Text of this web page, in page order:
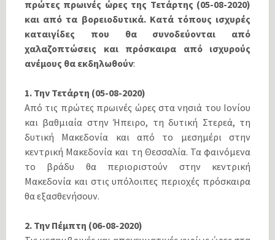
πρώτες πρωινές ώρες της Τετάρτης (05-08-2020)
και από τα βορειοδυτικά. Κατά τόπους ισχυρές
καταιγίδες που θα συνοδεύονται από
χαλαζοπτώσεις και πρόσκαιρα από ισχυρούς
ανέμους θα εκδηλωθούν:
1. Την Τετάρτη (05-08-2020)
Από τις πρώτες πρωινές ώρες στα νησιά του Ιονίου
και βαθμιαία στην Ήπειρο, τη δυτική Στερεά, τη
δυτική Μακεδονία και από το μεσημέρι στην
κεντρική Μακεδονία και τη Θεσσαλία. Τα φαινόμενα
το βράδυ θα περιοριστούν στην κεντρική
Μακεδονία και στις υπόλοιπες περιοχές πρόσκαιρα
θα εξασθενήσουν.
2. Την Πέμπτη (06-08-2020)